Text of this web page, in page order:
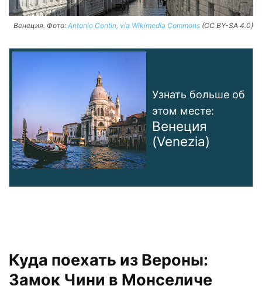
Венеция. Фото: Antonio Contin, via Wikimedia Commons (CC BY-SA 4.0)
Узнать больше об
этом месте:
Венеция
(Venezia)
Куда поехать из Вероны:
Замок Чини в Монселиче